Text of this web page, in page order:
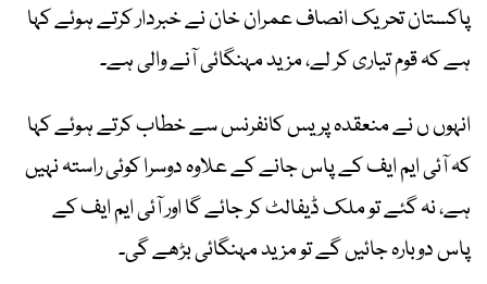
پاکستان تحریک انصاف عمران خان نے خبردار کرتے ہوئے کہا
ہے کہ قوم تیاری کر لے، مزید مہنگائی آنے والی ہے۔
انہوں ں نے منعقدہ پریس کانفرنس سے خطاب کرتے ہوئے کہا
کہ آئی ایم ایف کے پاس جانے کے علاوہ دوسرا کوئی راستہ نہیں
ہے، نہ گئے تو ملک ڈیفالٹ کر جائے گا اور آئی ایم ایف کے
پاس دوبارہ جائیں گے تو مزید مہنگائی بڑھے گی۔